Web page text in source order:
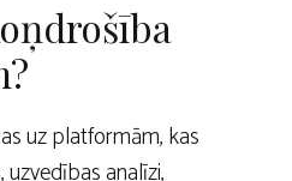
uz platformām, kas
analīzi,